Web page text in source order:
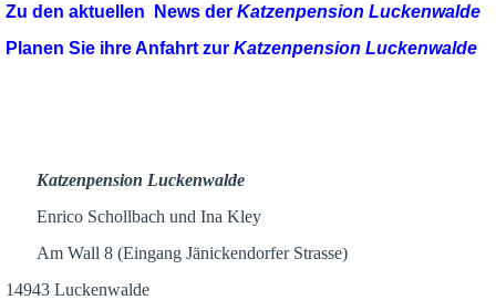
Zu den aktuellen News der Katzenpension Luckenwalde
Planen Sie ihre Anfahrt zur Katzenpension Luckenwalde
Katzenpension Luckenwalde
Enrico Schollbach und Ina Kley
Am Wall 8 (Eingang Jänickendorfer Strasse)
14943 Luckenwalde